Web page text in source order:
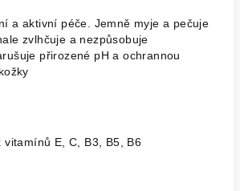
a aktivní péče. Jemně myje a pečuje
zvlhčuje a nezpůsobuje
přirozené pH a ochrannou
vitamínů E, C, B3, B5, B6